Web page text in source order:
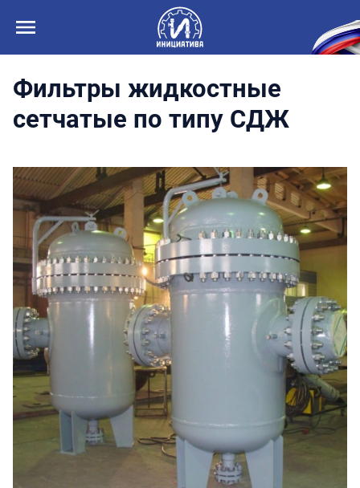
Фильтры жидкостные
сетчатые по типу СДЖ